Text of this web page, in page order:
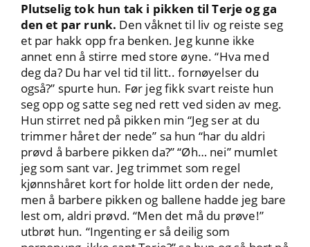
Plutselig tok hun tak i pikken til Terje og ga
den et par runk. Den våknet til liv og reiste seg
et par hakk opp fra benken. Jeg kunne ikke
annet enn å stirre med store øyne. “Hva med
deg da? Du har vel tid til litt.. fornøyelser du
også?” spurte hun. Før jeg fikk svart reiste hun
seg opp og satte seg ned rett ved siden av meg.
Hun stirret ned på pikken min “Jeg ser at du
trimmer håret der nede” sa hun “har du aldri
prøvd å barbere pikken da?” “Øh… nei” mumlet
jeg som sant var. Jeg trimmet som regel
kjønnshåret kort for holde litt orden der nede,
men å barbere pikken og ballene hadde jeg bare
lest om, aldri prøvd. “Men det må du prøve!”
utbrøt hun. “Ingenting er så deilig som